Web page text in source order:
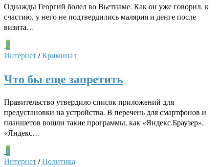
Однажды Георгий болел во Вьетнаме. Как он уже говорил, к
счастию, у него не подтвердились малярия и денге после
визита…
7
Интернет/Криминал
Что бы еще запретить
Правительство утвердило список приложений для
предустановки на устройства. В перечень для смартфонов и
планшетов вошли такие программы, как «Яндекс.Браузер»,
«Яндекс…
0
Интернет/Политика